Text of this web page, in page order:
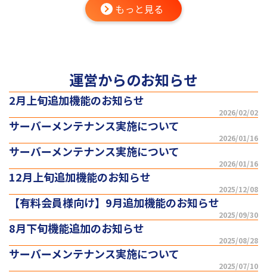
もっと見る
運営からのお知らせ
2月上旬追加機能のお知らせ
2026/02/02
サーバーメンテナンス実施について
2026/01/16
サーバーメンテナンス実施について
2026/01/16
12月上旬追加機能のお知らせ
2025/12/08
【有料会員様向け】9月追加機能のお知らせ
2025/09/30
8月下旬機能追加のお知らせ
2025/08/28
サーバーメンテナンス実施について
2025/07/10